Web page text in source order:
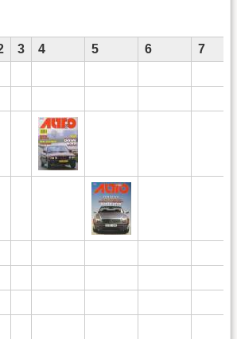
3 4 5 6
7